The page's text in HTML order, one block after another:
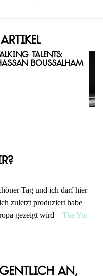
Talking Talents:
Boussalham
Tag und ich darf hier
zuletzt produziert habe
gezeigt wird – The Yin
an,